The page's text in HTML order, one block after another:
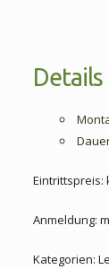
Details
Eintrittspreis:
Anmeldung:
Kategorien: